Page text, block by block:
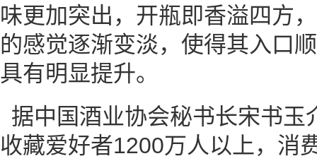
味更加突出，开瓶即香溢四方
的感觉逐渐变淡，使得其入口
具有明显提升。
据中国酒业协会秘书长宋书玉
收藏爱好者1200万人以上，消